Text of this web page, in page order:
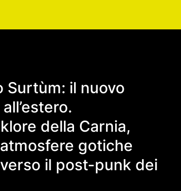
Surtùm: il nuovo
della Carnia,
gotiche
il post-punk dei